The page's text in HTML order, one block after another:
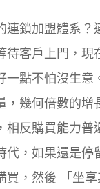
連鎖加盟體系？
待客戶上門，現
一點不怕沒生意
，幾何倍數的增
相反購買能力普
代，如果還是停
買，然後 「坐